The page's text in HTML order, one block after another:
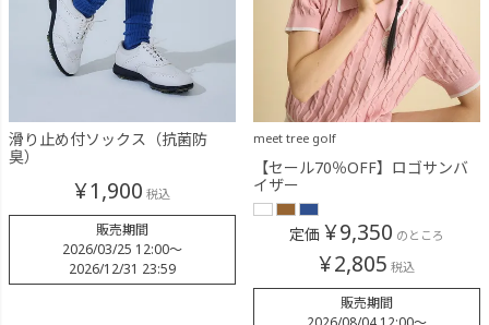
滑り止め付ソックス（抗菌防
臭）
¥1,900 税込
販売期間
2026/03/25 12:00〜
2026/12/31 23:59
meet tree golf
【セール70％OFF】ロゴサンバ
イザー
定価 ¥9,350 のところ
¥2,805 税込
販売期間